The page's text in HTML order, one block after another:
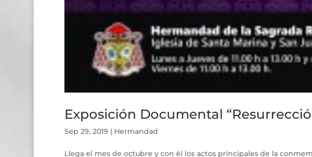
Exposición Documental
Sep 29, 2019 | Hermandad
Llega el mes de octubre y con él los actos principales de la